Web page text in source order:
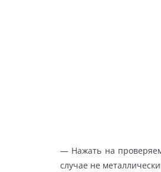
— Нажать на
случае не